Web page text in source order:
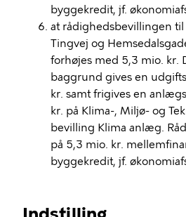
byggekredit, jf.
at rådighedsbevillingen
Tingvej og
forhøjes med 5,3 mio. kr.
baggrund gives en
kr. samt frigives en
kr. på Klima-, Miljø- og
bevilling Klima anlæg.
på 5,3 mio. kr.
byggekredit, jf.